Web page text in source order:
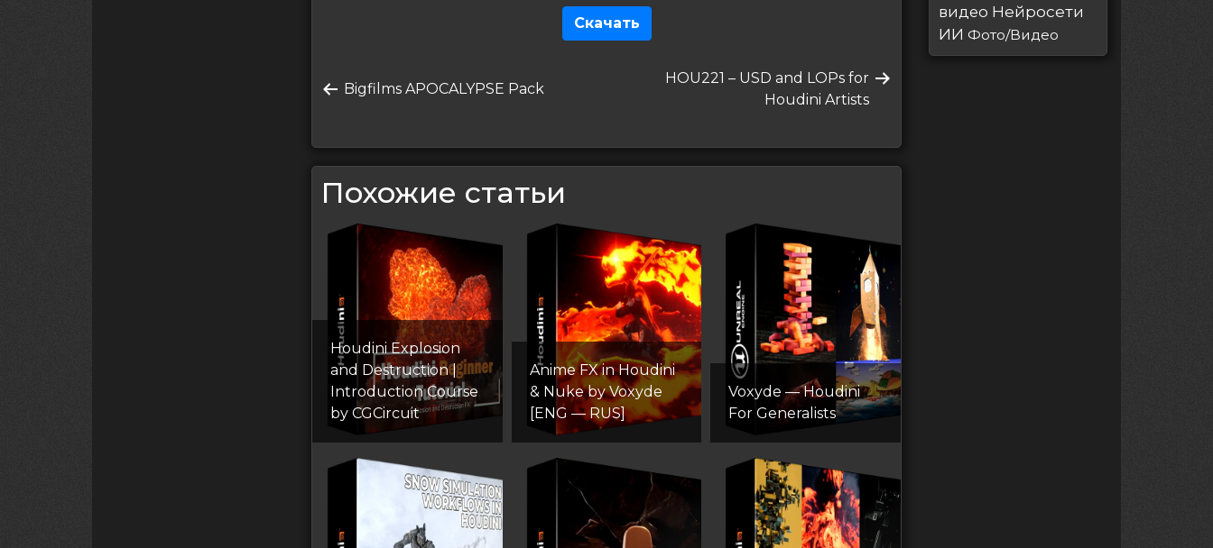
Скачать
поПредыдущая
Bigfilms APOCALYPSE Pack
Следующая
HOU221 – USD and LOPs for
Houdini Artists
Похожие статьи
Houdini Explosion
and Destruction |
Introduction Course
by CGCircuit
Anime FX in Houdini
& Nuke by Voxyde
[ENG — RUS]
Voxyde — Houdini
For Generalists
видео Нейросети
ИИ Фото/Видео